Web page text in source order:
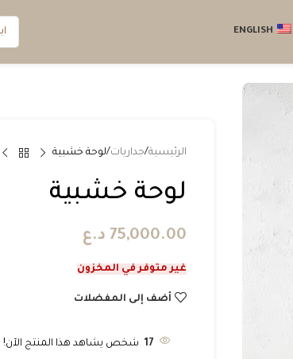
ENGLISH
الرئيسية جداريات لوحة خشبية
لوحة خشبية
75,000.00 د.ع
غير متوفر في المخزون
أضف إلى المفضلات
17 شخص يشاهد هذا المنتج الآن!